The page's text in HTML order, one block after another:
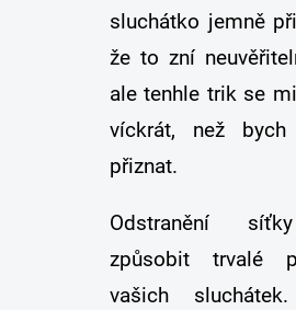
sluchátko jemně
že to zní
ale tenhle trik se
víckrát, než
přiznat.
Odstranění
způsobit trvalé
vašich